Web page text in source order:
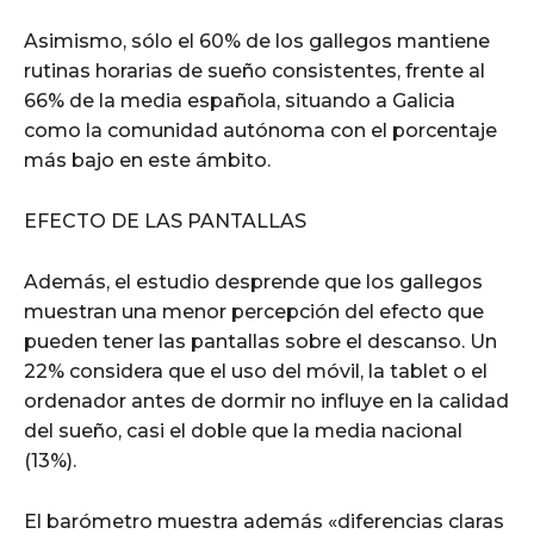
Asimismo, sólo el 60% de los gallegos mantiene
rutinas horarias de sueño consistentes, frente al
66% de la media española, situando a Galicia
como la comunidad autónoma con el porcentaje
más bajo en este ámbito.
EFECTO DE LAS PANTALLAS
Además, el estudio desprende que los gallegos
muestran una menor percepción del efecto que
pueden tener las pantallas sobre el descanso. Un
22% considera que el uso del móvil, la tablet o el
ordenador antes de dormir no influye en la calidad
del sueño, casi el doble que la media nacional
(13%).
El barómetro muestra además «diferencias claras